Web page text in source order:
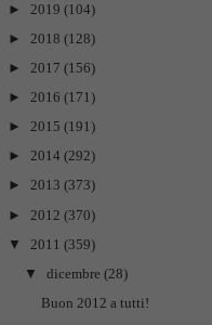
► 2019 (104)
► 2018 (128)
► 2017 (156)
► 2016 (171)
► 2015 (191)
► 2014 (292)
► 2013 (373)
► 2012 (370)
▼
2011 (359)
▼
dicembre (28)
Buon 2012 a tutti!